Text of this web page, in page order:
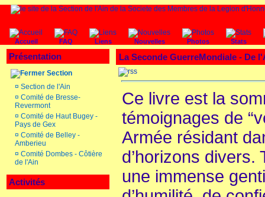
Accueil FAQ Liens Nouvelles Photos Stats
Présentation
Section
¤ Section de l'Ain
¤ Comité de Bresse-
Revermont
¤ Comité de Haut Bugey -
Pays de Gex
¤ Comité de Belley -
Amberieu
¤ Comité Dombes - Côtière
de l'Ain
Activités
La Seconde GuerreMondiale - De
Ce livre est la
témoignages de
Armée résidant
d’horizons divers.
une immense